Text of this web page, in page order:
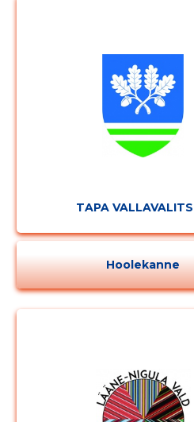
TAPA
Hoolekanne